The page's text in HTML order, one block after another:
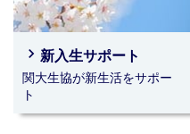
☆★☆宝塚歌劇チケ
星組公演のチケットは
次回公演の発売までお
2026年08月03日(月)～2026
navigate_next 新入生サポート
関大生協が新生活をサポー
ト